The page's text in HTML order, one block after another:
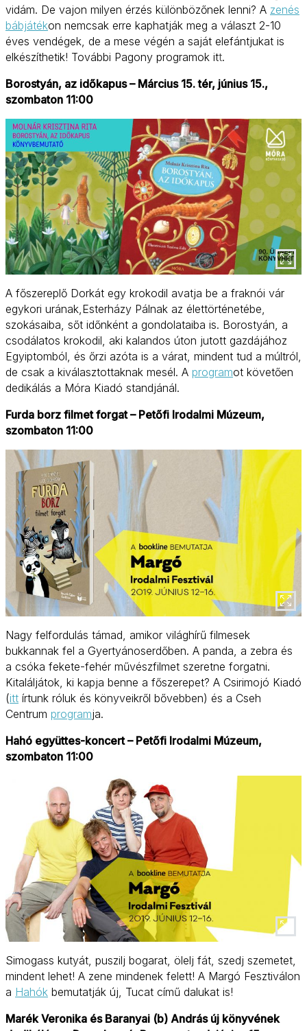
vidám. De vajon milyen érzés különbözőnek lenni? A zenés
bábjátékon nemcsak erre kaphatják meg a választ 2-10
éves vendégek, de a mese végén a saját elefántjukat is
elkészíthetik! További Pagony programok itt.
Borostyán, az időkapus – Március 15. tér, június 15.,
szombaton 11:00
A főszereplő Dorkát egy krokodil avatja be a fraknói vár
egykori urának,Esterházy Pálnak az élettörténetébe,
szokásaiba, sőt időnként a gondolataiba is. Borostyán, a
csodálatos krokodil, aki kalandos úton jutott gazdájához
Egyiptomból, és őrzi azóta is a várat, mindent tud a múltról,
de csak a kiválasztottaknak mesél. A programot követően
dedikálás a Móra Kiadó standjánál.
Furda borz filmet forgat – Petőfi Irodalmi Múzeum,
szombaton 11:00
Nagy felfordulás támad, amikor világhírű filmesek
bukkannak fel a Gyertyánoserdőben. A panda, a zebra és
a csóka fekete-fehér művészfilmet szeretne forgatni.
Kitaláljátok, ki kapja benne a főszerepet? A Csirimojó Kiadó
(itt írtunk róluk és könyveikről bővebben) és a Cseh
Centrum programja.
Hahó együttes-koncert – Petőfi Irodalmi Múzeum,
szombaton 11:00
Simogass kutyát, puszilj bogarat, ölelj fát, szedj szemetet,
mindent lehet! A zene mindenek felett! A Margó Fesztiválon
a Hahók bemutatják új, Tucat című dalukat is!
Marék Veronika és Baranyai (b) András új könyvének